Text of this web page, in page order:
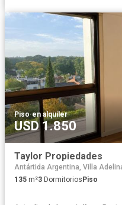
Piso·en alquiler
USD 1.850
Taylor Propiedades
Antártida Argentina, Villa
135 m²3 Dormitorios Piso